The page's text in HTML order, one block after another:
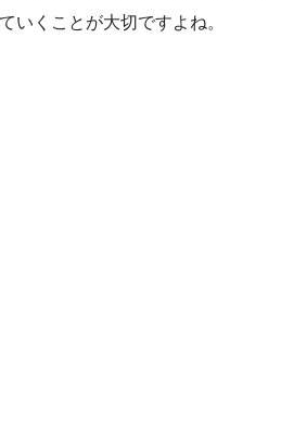
いくことが大切ですよね。